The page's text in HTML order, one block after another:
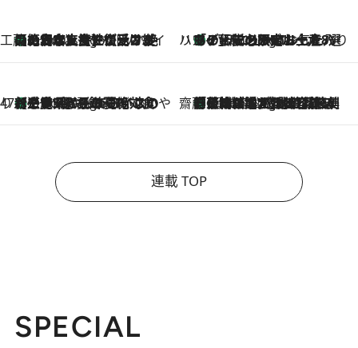
工藤まやのおもてなしハワイ
2 Hours Ago
【ハワイ土産】ローカルの絶大な支持で復活！ 絶品の幻クッキー《元ファンの日本人女性が受け継いだ名店》 ハワイ賢者 リサのお気に入りリスト2 Hours Ago
あの伝説の限定トートも！ リニューアルした「ディーン＆デルーカ ハワイ」で必須のお土産8選
47都道府県の手みやげ ひんやりスイーツで夏を満喫
2 Hours Ago
【三重県】この夏絶対食べたい 冷やしておいしいおやつ3選 お餅×アイスの新感覚スイーツ 齋藤 薫 美容脳ルネサンス
2 Hours Ago
「荷物が増えるほど旅ストレスは増す」美容ジャーナリストがたどり着いた最終結論。“化粧品を劇的に減らす”感動の凝縮美容とは
連載 TOP
SPECIAL